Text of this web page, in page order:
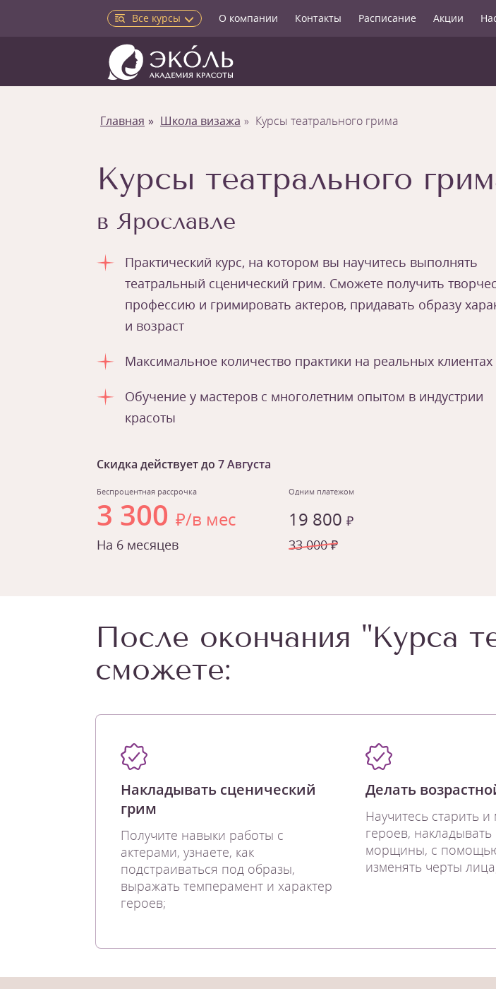
Все курсы О компании Контакты Расписание Акции
Главная Школа визажа Курсы театрального грима
Курсы театрального
в Ярославле
Практический курс, на котором вы научитесь выполнять
театральный сценический грим. Сможете получить
профессию и гримировать актеров, придавать образу
и возраст
Максимальное количество практики на реальных клиентах
Обучение у мастеров с многолетним опытом в индустрии
красоты
Скидка действует до 7 Августа
Беспроцентная рассрочка
3 300 ₽/в мес
На 6 месяцев
Одним платежом
19 800 ₽
33 000 ₽
После окончания "Курса
сможете:
Накладывать сценический
грим
Получите навыки работы с
актерами, узнаете, как
подстраиваться под образы,
выражать темперамент и характер
героев;
Делать
Научитесь старить
героев, накладывать
морщины, с
изменять черты